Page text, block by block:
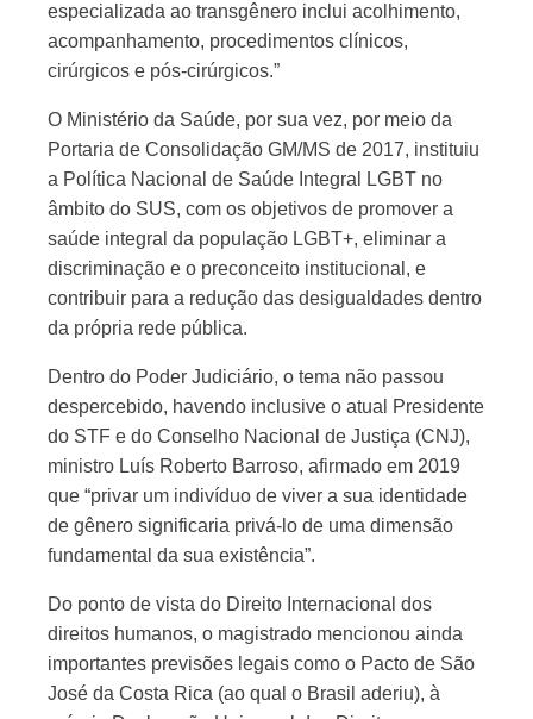
especializada ao transgênero inclui acolhimento,
acompanhamento, procedimentos clínicos,
cirúrgicos e pós-cirúrgicos.”
O Ministério da Saúde, por sua vez, por meio da
Portaria de Consolidação GM/MS de 2017, instituiu
a Política Nacional de Saúde Integral LGBT no
âmbito do SUS, com os objetivos de promover a
saúde integral da população LGBT+, eliminar a
discriminação e o preconceito institucional, e
contribuir para a redução das desigualdades dentro
da própria rede pública.
Dentro do Poder Judiciário, o tema não passou
despercebido, havendo inclusive o atual Presidente
do STF e do Conselho Nacional de Justiça (CNJ),
ministro Luís Roberto Barroso, afirmado em 2019
que “privar um indivíduo de viver a sua identidade
de gênero significaria privá-lo de uma dimensão
fundamental da sua existência”.
Do ponto de vista do Direito Internacional dos
direitos humanos, o magistrado mencionou ainda
importantes previsões legais como o Pacto de São
José da Costa Rica (ao qual o Brasil aderiu), à